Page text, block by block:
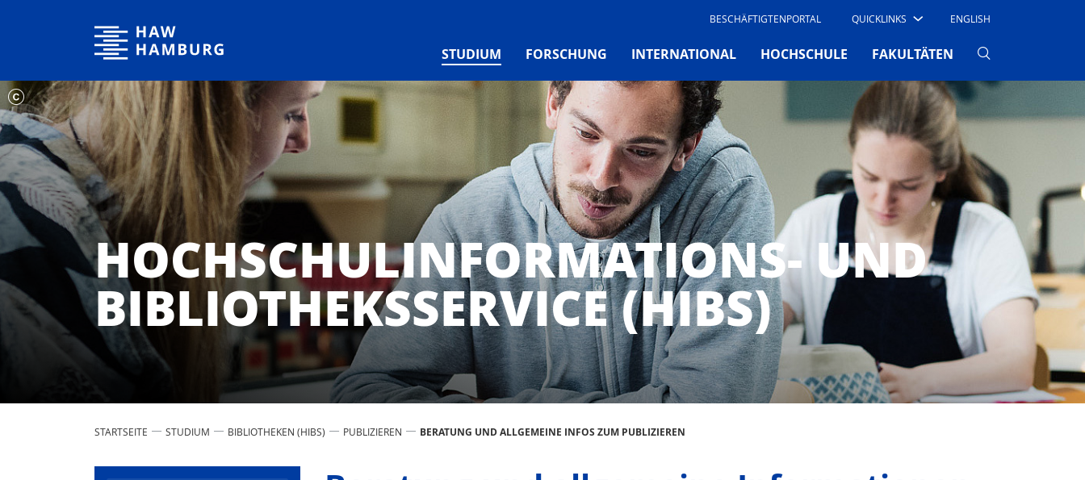
Hochschule für Angewandte Wissenschaften Hamburg BESCHÄFTIGTENPORTAL QUICKLINKS ENGLISH
STUDIUM (CURRENT)
FORSCHUNG INTERNATIONAL HOCHSCHULE FAKULTÄTEN
HOCHSCHULINFORMATIONS- UND
BIBLIOTHEKSSERVICE (HIBS)
STARTSEITE STUDIUM BIBLIOTHEKEN (HIBS) PUBLIZIEREN BERATUNG UND ALLGEMEINE INFOS ZUM PUBLIZIEREN